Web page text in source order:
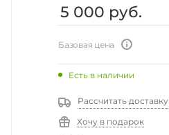
5 000 руб.
Базовая цена
Есть в наличии
Рассчитать доставку
Хочу в подарок